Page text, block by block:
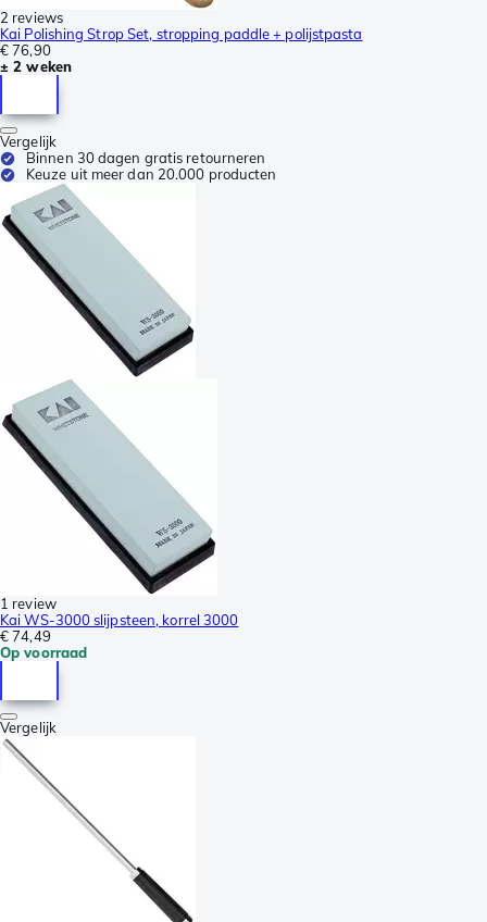
2 reviews
Kai Polishing Strop Set, stropping paddle + polijstpasta
€ 76,90
± 2 weken
Vergelijk
Binnen 30 dagen gratis retourneren
Keuze uit meer dan 20.000 producten
1 review
Kai WS-3000 slijpsteen, korrel 3000
€ 74,49
Op voorraad
Vergelijk